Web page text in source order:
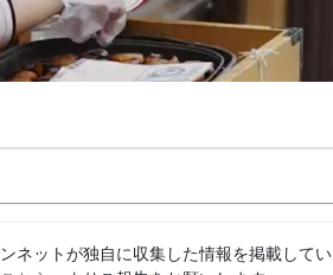
ネットが独自に収集した情報を掲載して